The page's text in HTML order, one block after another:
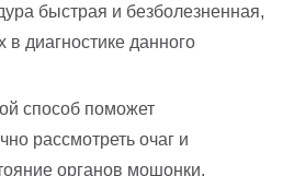
быстрая и безболезненная,
в диагностике данного
способ поможет
рассмотреть очаг и
органов мошонки,